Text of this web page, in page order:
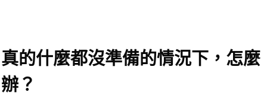
真的什麼都沒準備的情況下，怎麼
辦？